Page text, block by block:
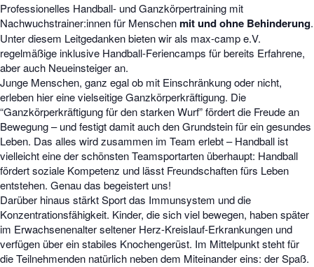
Professionelles Handball- und Ganzkörpertraining mit
Nachwuchstrainer:innen für Menschenmit und ohne Behinderung.
Unter diesem Leitgedanken bieten wir als max-camp e.V.
regelmäßige inklusive Handball-Feriencamps für bereits Erfahrene,
aber auch Neueinsteiger an.
Junge Menschen, ganz egal ob mit Einschränkung oder nicht,
erleben hier eine vielseitige Ganzkörperkräftigung. Die
“Ganzkörperkräftigung für den starken Wurf” fördert die Freude an
Bewegung – und festigt damit auch den Grundstein für ein gesundes
Leben. Das alles wird zusammen im Team erlebt – Handball ist
vielleicht eine der schönsten Teamsportarten überhaupt: Handball
fördert soziale Kompetenz und lässt Freundschaften fürs Leben
entstehen. Genau das begeistert uns!
Darüber hinaus stärkt Sport das Immunsystem und die
Konzentrationsfähigkeit. Kinder, die sich viel bewegen, haben später
im Erwachsenenalter seltener Herz-Kreislauf-Erkrankungen und
verfügen über ein stabiles Knochengerüst. Im Mittelpunkt steht für
die Teilnehmenden natürlich neben dem Miteinander eins: der Spaß.